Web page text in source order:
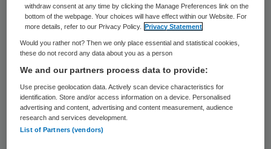
Het Kinderformularium, een databank met
informatie over verantwoord
medicijngebruik bij kinderen, kan sowieso de
withdraw consent at any time by clicking the Manage Preferences link on the
bottom of the webpage. Your choices will have effect within our Website. For
more details, refer to our Privacy Policy.
Privacy Statement
Would you rather not? Then we only place essential and statistical cookies,
these do not record any data about you as a person
We and our partners process data to provide:
Use precise geolocation data. Actively scan device characteristics for
identification. Store and/or access information on a device. Personalised
advertising and content, advertising and content measurement, audience
research and services development.
List of Partners (vendors)